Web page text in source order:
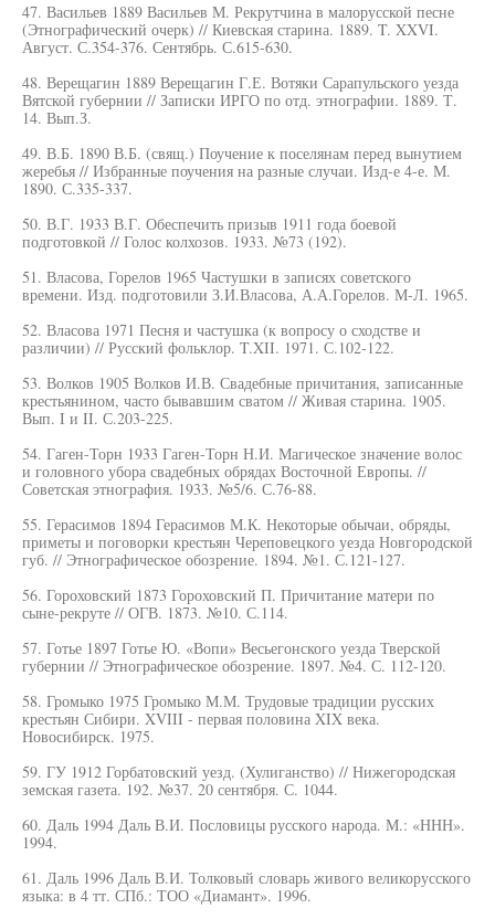
47. Васильев 1889 Васильев М. Рекрутчина в малорусской песне
(Этнографический очерк) // Киевская старина. 1889. T. XXVI.
Август. С.354-376. Сентябрь. С.615-630.
48. Верещагин 1889 Верещагин Г.Е. Вотяки Сарапульского уезда
Вятской губернии // Записки ИРГО по отд. этнографии. 1889. Т.
14. Вып.З.
49. В.Б. 1890 В.Б. (свящ.) Поучение к поселянам перед вынутием
жеребья // Избранные поучения на разные случаи. Изд-е 4-е. М.
1890. С.335-337.
50. В.Г. 1933 В.Г. Обеспечить призыв 1911 года боевой
подготовкой // Голос колхозов. 1933. №73 (192).
51. Власова, Горелов 1965 Частушки в записях советского
времени. Изд. подготовили З.И.Власова, А.А.Горелов. М-Л. 1965.
52. Власова 1971 Песня и частушка (к вопросу о сходстве и
различии) // Русский фольклор. T.XII. 1971. С.102-122.
53. Волков 1905 Волков И.В. Свадебные причитания, записанные
крестьянином, часто бывавшим сватом // Живая старина. 1905.
Вып. I и II. С.203-225.
54. Гаген-Торн 1933 Гаген-Торн Н.И. Магическое значение волос
и головного убора свадебных обрядах Восточной Европы. //
Советская этнография. 1933. №5/6. С.76-88.
55. Герасимов 1894 Герасимов М.К. Некоторые обычаи, обряды,
приметы и поговорки крестьян Череповецкого уезда Новгородской
губ. // Этнографическое обозрение. 1894. №1. С.121-127.
56. Гороховский 1873 Гороховский П. Причитание матери по
сыне-рекруте // ОГВ. 1873. №10. С.114.
57. Готье 1897 Готье Ю. «Вопи» Весьегонского уезда Тверской
губернии // Этнографическое обозрение. 1897. №4. С. 112-120.
58. Громыко 1975 Громыко М.М. Трудовые традиции русских
крестьян Сибири. XVIII - первая половина XIX века.
Новосибирск. 1975.
59. ГУ 1912 Горбатовский уезд. (Хулиганство) // Нижегородская
земская газета. 192. №37. 20 сентября. С. 1044.
60. Даль 1994 Даль В.И. Пословицы русского народа. М.: «ННН».
1994.
61. Даль 1996 Даль В.И. Толковый словарь живого великорусского
языка: в 4 тт. СПб.: ТОО «Диамант». 1996.